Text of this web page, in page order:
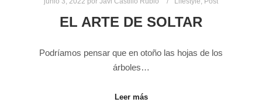
EL ARTE DE SOLTAR
Podríamos pensar que en otoño las hojas de los
árboles…
Leer más